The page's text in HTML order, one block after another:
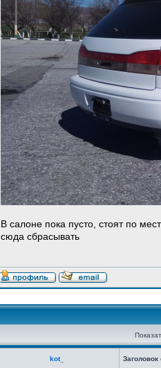
В салоне пока пусто, стоят по
сюда сбрасывать
kot_